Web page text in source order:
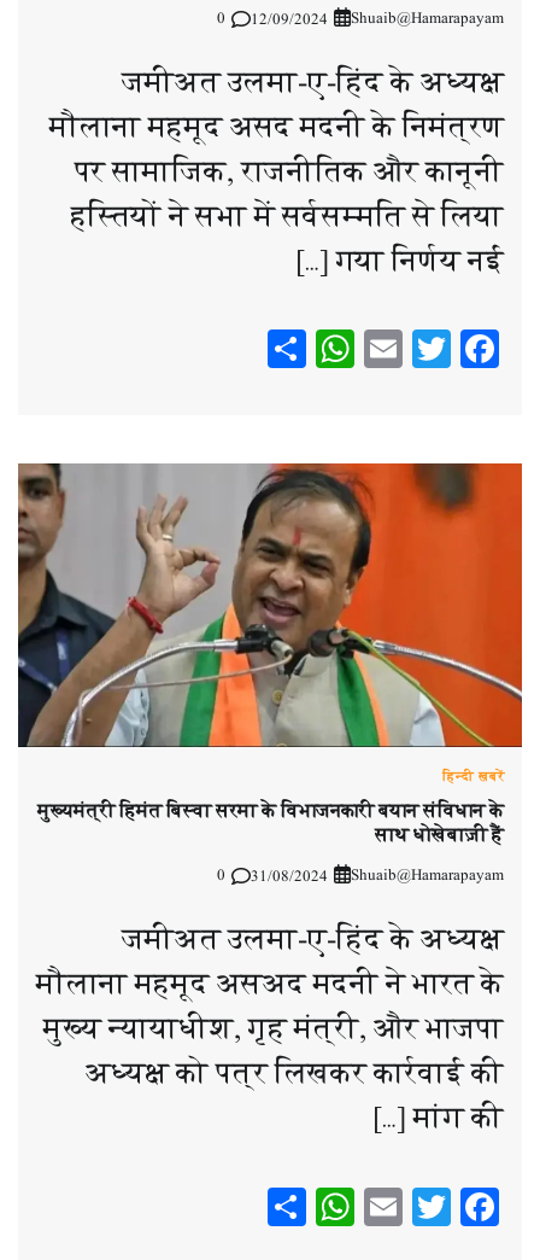
Shuaib@Hamarapayam
12/09/2024
0
जमीअत उलमा-ए-हिंद के अध्यक्ष
मौलाना महमूद असद मदनी के निमंत्रण
पर सामाजिक, राजनीतिक और कानूनी
हस्तियों ने सभा में सर्वसम्मति से लिया
गया निर्णय नई […]
Facebook
Twitter
Email
WhatsApp
हिन्दी ख़बरें
मुख्यमंत्री हिमंत बिस्वा सरमा के विभाजनकारी बयान संविधान के
साथ धोखेबाज़ी हैं
Shuaib@Hamarapayam
31/08/2024
0
जमीअत उलमा-ए-हिंद के अध्यक्ष
मौलाना महमूद असअद मदनी ने भारत के
मुख्य न्यायाधीश, गृह मंत्री, और भाजपा
अध्यक्ष को पत्र लिखकर कार्रवाई की
मांग की […]
Facebook
Twitter
Email
WhatsApp